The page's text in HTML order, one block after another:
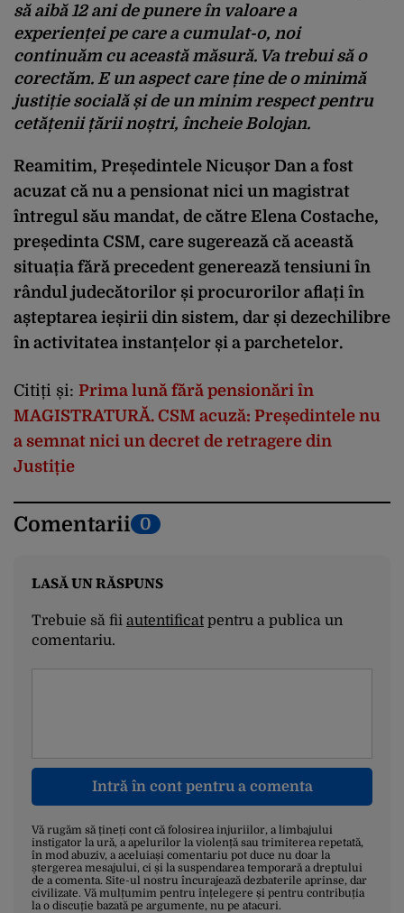
să aibă 12 ani de punere în valoare a
experienței pe care a cumulat-o, noi
continuăm cu această măsură. Va trebui să o
corectăm. E un aspect care ține de o minimă
justiție socială și de un minim respect pentru
cetățenii țării noștri, încheie Bolojan.
Reamitim, Președintele Nicușor Dan a fost
acuzat că nu a pensionat nici un magistrat
întregul său mandat, de către Elena Costache,
președinta CSM, care sugerează că această
situația fără precedent generează tensiuni în
rândul judecătorilor și procurorilor aflați în
așteptarea ieșirii din sistem, dar și dezechilibre
în activitatea instanțelor și a parchetelor.
Citiți și: Prima lună fără pensionări în
MAGISTRATURĂ. CSM acuză: Președintele nu
a semnat nici un decret de retragere din
Justiție
Comentarii 0
LASĂ UN RĂSPUNS
Trebuie să fii autentificatpentru a publica un
comentariu.
Intră în cont pentru a comenta
Vă rugăm să țineți cont că folosirea injuriilor, a limbajului
instigator la ură, a apelurilor la violență sau trimiterea repetată,
în mod abuziv, a aceluiași comentariu pot duce nu doar la
ștergerea mesajului, ci și la suspendarea temporară a dreptului
de a comenta. Site-ul nostru încurajează dezbaterile aprinse, dar
civilizate. Vă mulțumim pentru înțelegere și pentru contribuția
la o discuție bazată pe argumente, nu pe atacuri.